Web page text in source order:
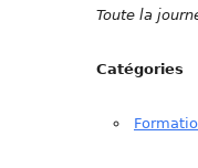
Toute la
Catégories